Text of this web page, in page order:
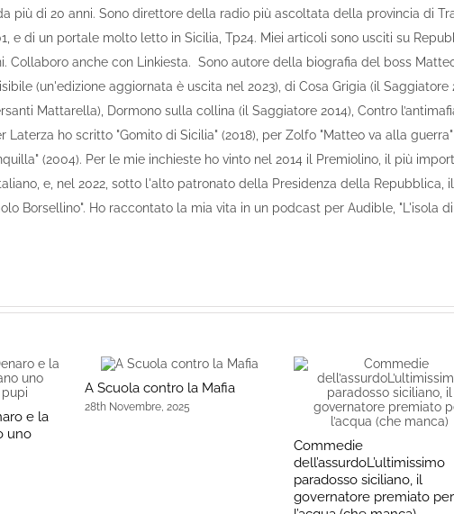
più di 20 anni. Sono direttore della radio più ascoltata della provincia di
e di un portale molto letto in Sicilia, Tp24. Miei articoli sono usciti su
Collaboro anche con Linkiesta. Sono autore della biografia del boss
(un'edizione aggiornata è uscita nel 2023), di Cosa Grigia (il Saggiatore
Mattarella), Dormono sulla collina (il Saggiatore 2014), Contro l’antimafia
Laterza ho scritto "Gomito di Sicilia" (2018), per Zolfo "Matteo va alla guerra"
(2004). Per le mie inchieste ho vinto nel 2014 il Premiolino, il più
e, nel 2022, sotto l'alto patronato della Presidenza della Repubblica, il
Borsellino". Ho raccontato la mia vita in un podcast per Audible, "L'isola di
e la
uno
A Scuola contro la Mafia
28th Novembre, 2025
Commedie
dell’assurdoL’ultimissimo
paradosso siciliano, il
governatore premiato per